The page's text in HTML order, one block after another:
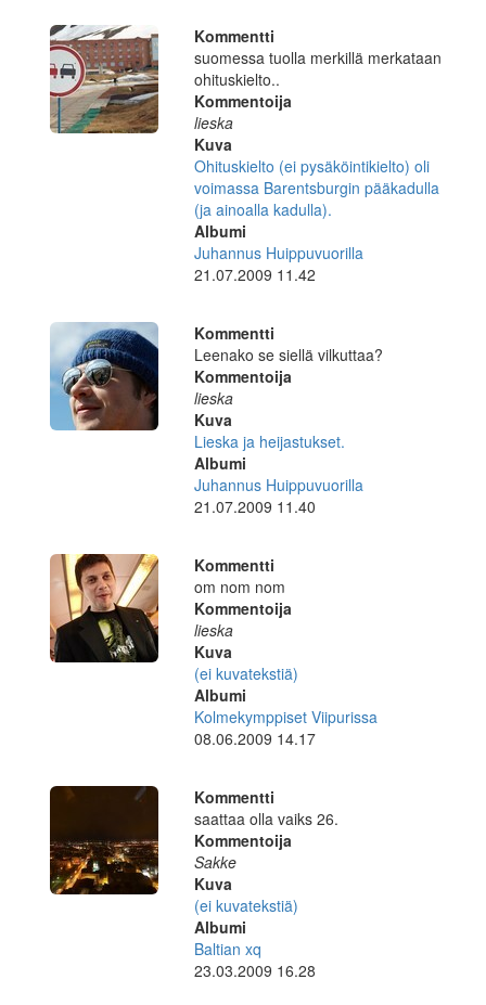
Kommentti
suomessa tuolla merkillä merkataan
ohituskielto..
Kommentoija
lieska
Kuva
Ohituskielto (ei pysäköintikielto) oli
voimassa Barentsburgin pääkadulla
(ja ainoalla kadulla).
Albumi
Juhannus Huippuvuorilla
21.07.2009 11.42
Kommentti
Leenako se siellä vilkuttaa?
Kommentoija
lieska
Kuva
Lieska ja heijastukset.
Albumi
Juhannus Huippuvuorilla
21.07.2009 11.40
Kommentti
om nom nom
Kommentoija
lieska
Kuva
(ei kuvatekstiä)
Albumi
Kolmekymppiset Viipurissa
08.06.2009 14.17
Kommentti
saattaa olla vaiks 26.
Kommentoija
Sakke
Kuva
(ei kuvatekstiä)
Albumi
Baltian xq
23.03.2009 16.28